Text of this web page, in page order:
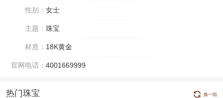
性别： 女士
主题： 珠宝
材质： 18K黄金
官网电话： 4001669999
热门珠宝 换一组